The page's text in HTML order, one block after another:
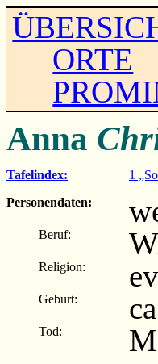
ORTE
Anna
Tafelindex: 1
Personendaten:
Beruf:
Religion:
Geburt:
Tod: